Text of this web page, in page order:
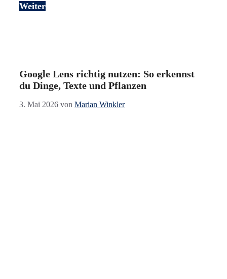
Weiter
Google Lens richtig nutzen: So erkennst
du Dinge, Texte und Pflanzen
3. Mai 2026 von Marian Winkler